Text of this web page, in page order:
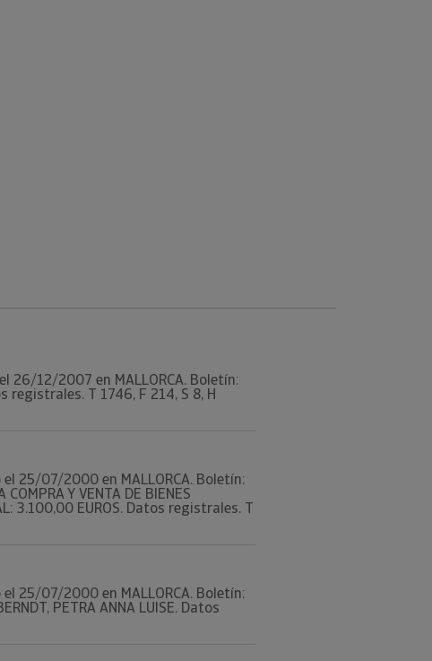
26/12/2007 en MALLORCA. Boletín:
registrales. T 1746, F 214, S 8, H
25/07/2000 en MALLORCA. Boletín:
Y VENTA DE BIENES
3.100,00 EUROS. Datos registrales. T
25/07/2000 en MALLORCA. Boletín:
PETRA ANNA LUISE. Datos